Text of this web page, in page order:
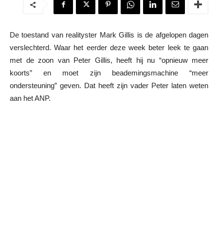
De toestand van realityster Mark Gillis is de afgelopen dagen
verslechterd. Waar het eerder deze week beter leek te gaan
met de zoon van Peter Gillis, heeft hij nu “opnieuw meer
koorts” en moet zijn beademingsmachine “meer
ondersteuning” geven. Dat heeft zijn vader Peter laten weten
aan het ANP.